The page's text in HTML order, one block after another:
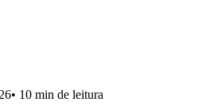
• 10 min de leitura